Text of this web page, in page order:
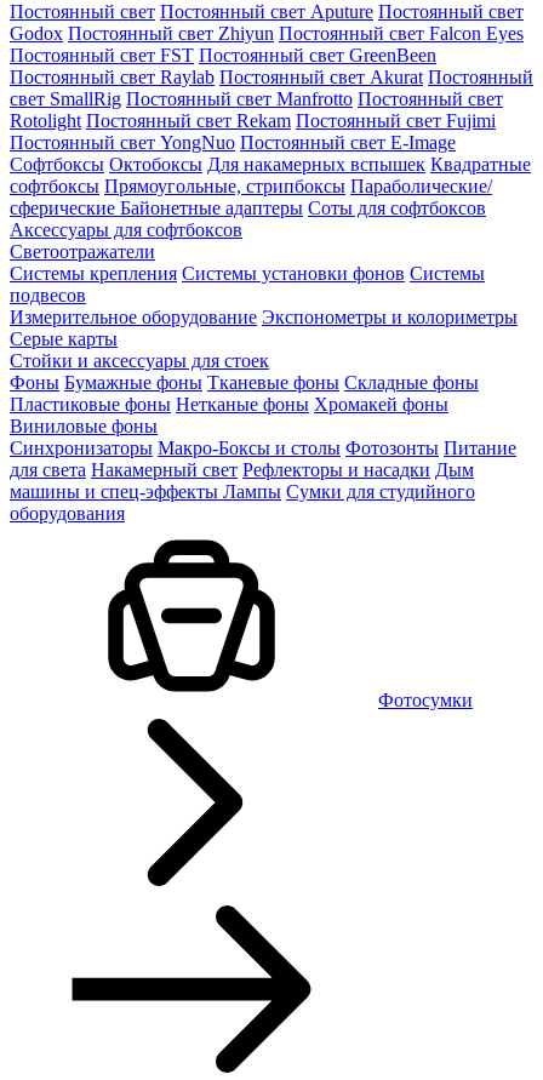
Постоянный свет Постоянный свет Aputure Постоянный свет
Godox Постоянный свет Zhiyun Постоянный свет Falcon Eyes
Постоянный свет FST Постоянный свет GreenBeen
Постоянный свет Raylab Постоянный свет Akurat Постоянный
свет SmallRig Постоянный свет Manfrotto Постоянный свет
Rotolight Постоянный свет Rekam Постоянный свет Fujimi
Постоянный свет YongNuo Постоянный свет E-Image
Софтбоксы Октобоксы Для накамерных вспышек Квадратные
софтбоксы Прямоугольные, стрипбоксы Параболические/
сферические Байонетныe адаптеры Соты для софтбоксов
Аксессуары для софтбоксов
Светоотражатели
Системы крепления Системы установки фонов Системы
подвесов
Измерительное оборудование Экспонометры и колориметры
Серые карты
Стойки и аксессуары для стоек
Фоны Бумажные фоны Тканевые фоны Складные фоны
Пластиковые фоны Нетканые фоны Хромакей фоны
Виниловые фоны
Синхронизаторы Макро-Боксы и столы Фотозонты Питание
для света Накамерный свет Рефлекторы и насадки Дым
машины и спец-эффекты Лампы Сумки для студийного
оборудования
Фотосумки